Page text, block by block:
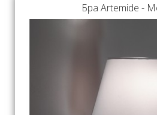
Бра Artemide -